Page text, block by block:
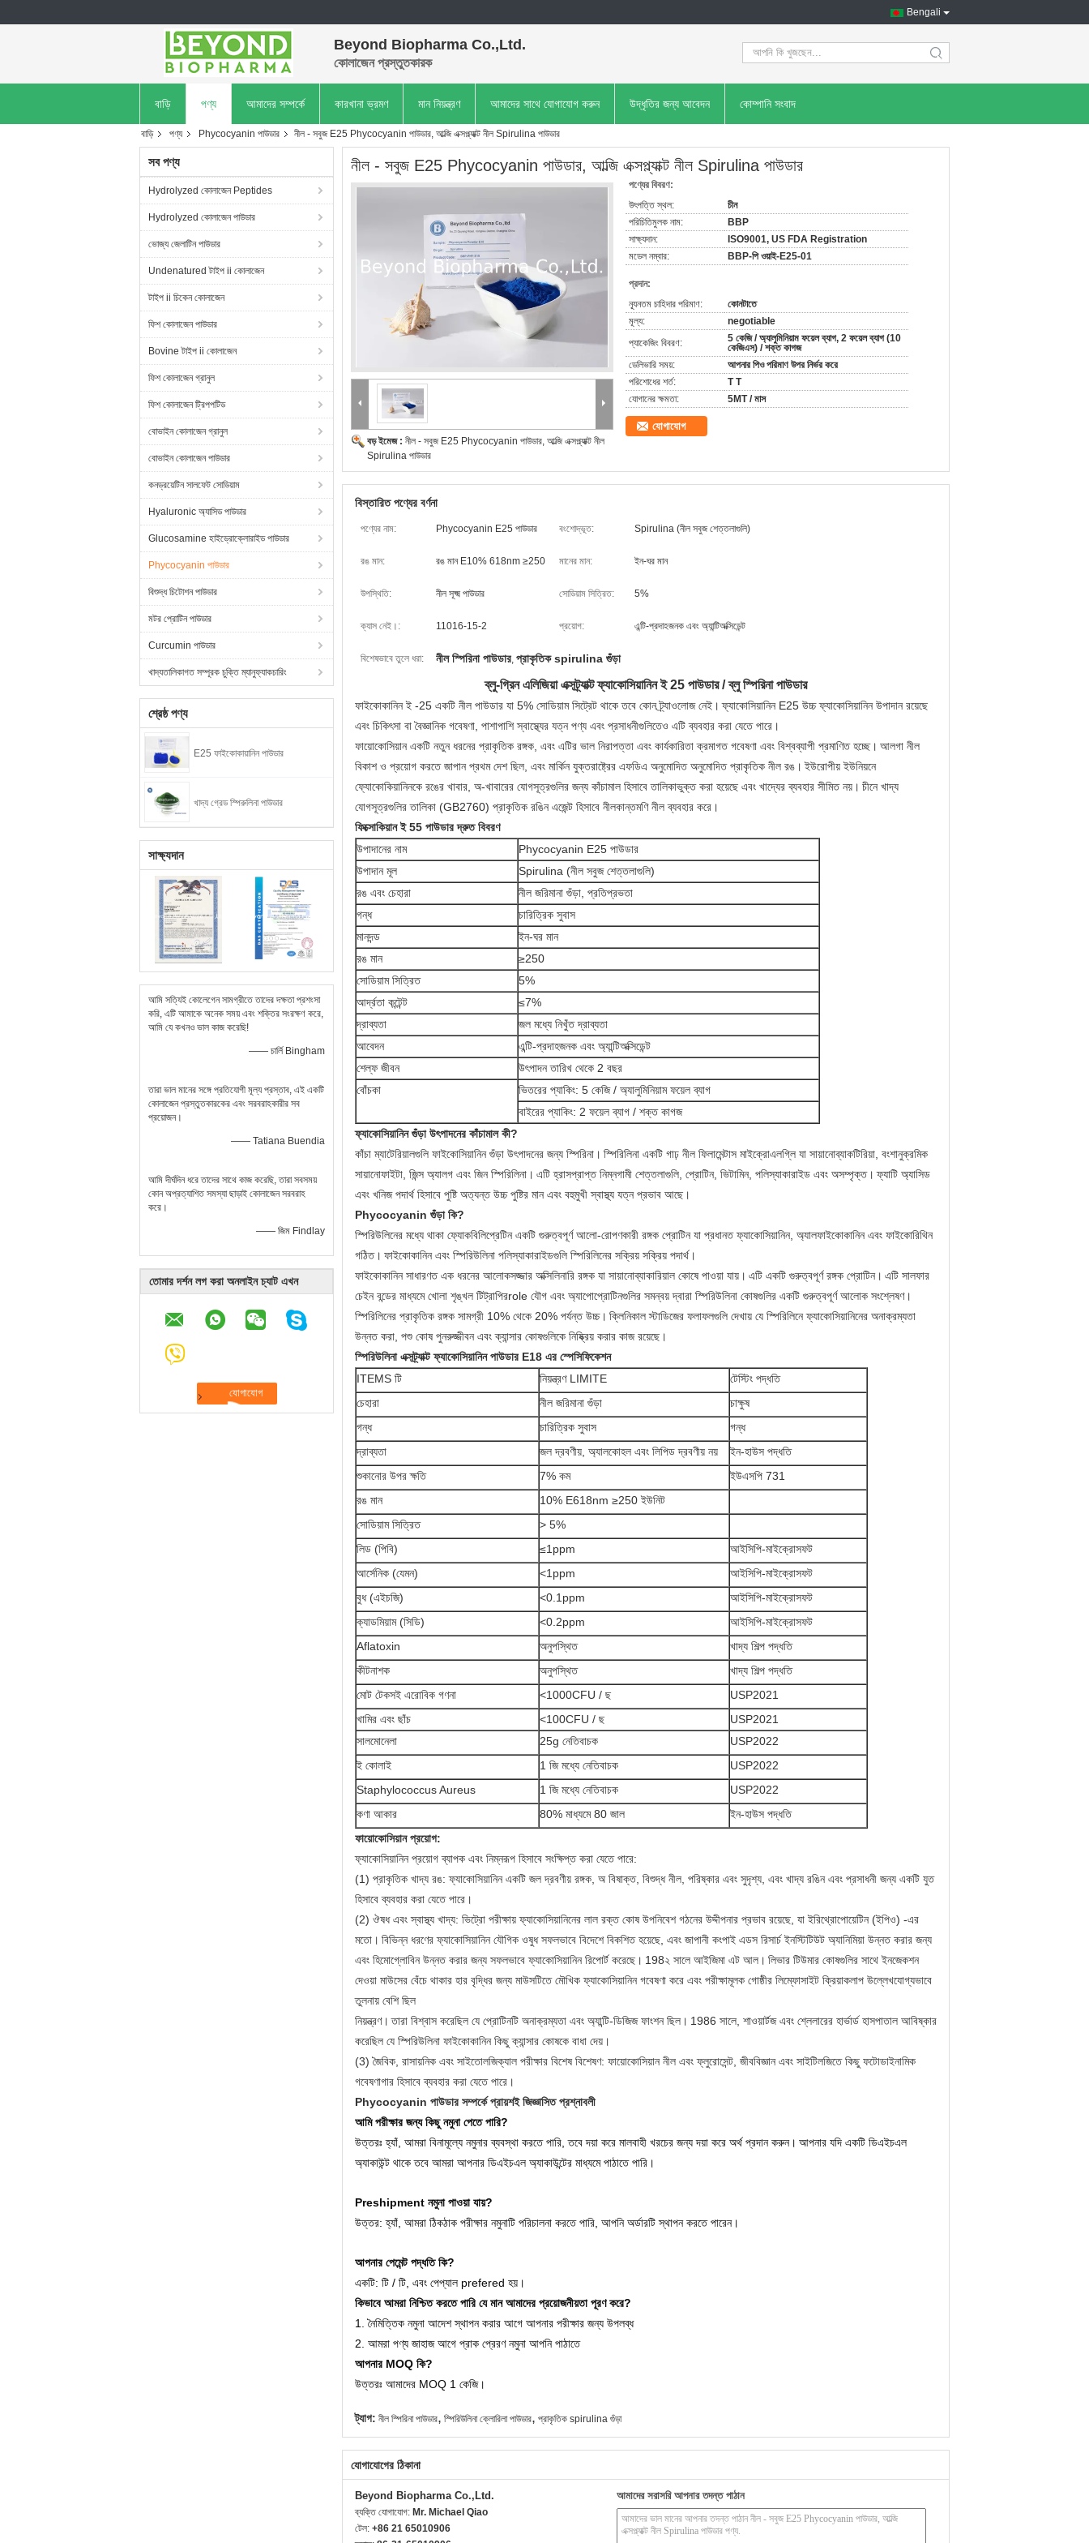
Bengali
Beyond Biopharma Co.,Ltd.
কোলাজেন প্রস্তুতকারক search
বাড়ি পণ্য আমাদের সম্পর্কে কারখানা ভ্রমণ মান নিয়ন্ত্রণ আমাদের সাথে যোগাযোগ করুন উদ্ধৃতির জন্য আবেদন কোম্পানি সংবাদ
বাড়ি পণ্য Phycocyanin পাউডার নীল - সবুজ E25 Phycocyanin পাউডার, আল্জি এক্সপ্ল্যাক্ট নীল Spirulina পাউডার
সব পণ্য
Hydrolyzed কোলাজেন Peptides
Hydrolyzed কোলাজেন পাউডার
ভোজ্য জেলাটিন পাউডার
Undenatured টাইপ ii কোলাজেন
টাইপ ii চিকেন কোলাজেন
ফিশ কোলাজেন পাউডার
Bovine টাইপ ii কোলাজেন
ফিশ কোলাজেন গ্রানুল
ফিশ কোলাজেন ট্রিপপটিড
বোভাইন কোলাজেন গ্রানুল
বোভাইন কোলাজেন পাউডার
কনড্রয়েটিন সালফেট সোডিয়াম
Hyaluronic অ্যাসিড পাউডার
Glucosamine হাইড্রোক্লোরাইড পাউডার
Phycocyanin পাউডার
বিশুদ্ধ চিটোশন পাউডার
মটর প্রোটিন পাউডার
Curcumin পাউডার
খাদ্যতালিকাগত সম্পূরক চুক্তি ম্যানুফ্যাকচারিং
শ্রেষ্ঠ পণ্য
E25 ফাইকোকায়ানিন পাউডার
খাদ্য গ্রেড স্পিরুলিনা পাউডার
সাক্ষ্যদান
আমি সত্যিই কোলেগেন সামগ্রীতে তাদের দক্ষতা প্রশংসা
করি, এটি আমাকে অনেক সময় এবং শক্তির সংরক্ষণ করে,
আমি যে কখনও ভাল কাজ করেছি!
—— চার্লি Bingham
তারা ভাল মানের সঙ্গে প্রতিযোগী মূল্য প্রস্তাব, এই একটি
কোলাজেন প্রস্তুতকারকের এবং সরবরাহকারীর সব
প্রয়োজন।
—— Tatiana Buendia
আমি দীর্ঘদিন ধরে তাদের সাথে কাজ করেছি, তারা সবসময়
কোন অপ্রত্যাশিত সমস্যা ছাড়াই কোলাজেন সরবরাহ
করে।
—— জিম Findlay
তোমার দর্শন লগ করা অনলাইন চ্যাট এখন
নীল - সবুজ E25 Phycocyanin পাউডার, আল্জি এক্সপ্ল্যাক্ট নীল Spirulina পাউডার
বড় ইমেজ : নীল - সবুজ E25 Phycocyanin পাউডার, আল্জি এক্সপ্ল্যাক্ট নীল
Spirulina পাউডার
পণ্যের বিবরণ:
উৎপত্তি স্থল:
চীন
পরিচিতিমুলক নাম:
BBP
সাক্ষ্যদান:
ISO9001, US FDA Registration
মডেল নম্বার:
BBP-পি ওয়াই-E25-01
প্রদান:
ন্যূনতম চাহিদার পরিমাণ:
কোনটাতে
মূল্য:
negotiable
প্যাকেজিং বিবরণ:
5 কেজি / অ্যালুমিনিয়াম ফয়েল ব্যাগ, 2 ফয়েল ব্যাগ (10
কেজিএস) / শক্ত কাগজ
ডেলিভারি সময়:
আপনার পিও পরিমাণ উপর নির্ভর করে
পরিশোধের শর্ত:
T T
যোগানের ক্ষমতা:
5MT / মাস
যোগাযোগ
বিস্তারিত পণ্যের বর্ণনা
পণ্যের নাম: Phycocyanin E25 পাউডার বংশোদ্ভূত: Spirulina (নীল সবুজ শেত্তলাগুলি)
রঙ মান: রঙ মান E10% 618nm ≥250 মানের মান: ইন-ঘর মান
উপস্থিতি: নীল সূক্ষ্ম পাউডার সোডিয়াম সিত্রিত: 5%
ক্যাস নেই।: 11016-15-2 প্রয়োগ: এন্টি-প্রদাহজনক এবং অ্যান্টিঅক্সিডেন্ট
বিশেষভাবে তুলে ধরা: নীল স্পিরিনা পাউডার, প্রাকৃতিক spirulina গুঁড়া
ব্লু-গ্রিন এলিজিয়া এক্সট্র্যাক্ট ফ্যাকোসিয়ানিন ই 25 পাউডার / ব্লু স্পিরিনা পাউডার
ফাইকোকানিন ই -25 একটি নীল পাউডার যা 5% সোডিয়াম সিট্রেট থাকে তবে কোন ট্র্যাওলোজ নেই। ফ্যাকোসিয়ানিন E25 উচ্চ ফ্যাকোসিয়ানিন উপাদান রয়েছে
এবং চিকিৎসা বা বৈজ্ঞানিক গবেষণা, পাশাপাশি স্বাস্থ্যের যত্ন পণ্য এবং প্রসাধনীগুলিতেও এটি ব্যবহার করা যেতে পারে।
ফায়োকোসিয়ান একটি নতুন ধরনের প্রাকৃতিক রঙ্গক, এবং এটির ভাল নিরাপত্তা এবং কার্যকারিতা ক্রমাগত গবেষণা এবং বিশ্বব্যাপী প্রমাণিত হচ্ছে। আলগা নীল
বিকাশ ও প্রয়োগ করতে জাপান প্রথম দেশ ছিল, এবং মার্কিন যুক্তরাষ্ট্রের এফডিএ অনুমোদিত অনুমোদিত প্রাকৃতিক নীল রঙ। ইউরোপীয় ইউনিয়নে
ফ্যোকোকিয়ানিনকে রঙের খাবার, অ-খাবারের যোগসূত্রগুলির জন্য কাঁচামাল হিসাবে তালিকাভুক্ত করা হয়েছে এবং খাদ্যের ব্যবহার সীমিত নয়। চীনে খাদ্য
যোগসূত্রগুলির তালিকা (GB2760) প্রাকৃতিক রঙিন এজেন্ট হিসাবে নীলকান্তমণি নীল ব্যবহার করে।
ফিক্সোকিয়ান ই 55 পাউডার দ্রুত বিবরণ
উপাদানের নাম
Phycocyanin E25 পাউডার
উপাদান মূল
Spirulina (নীল সবুজ শেত্তলাগুলি)
রঙ এবং চেহারা
নীল জরিমানা গুঁড়া, প্রতিপ্রভতা
গন্ধ
চারিত্রিক সুবাস
মানদন্ড
ইন-ঘর মান
রঙ মান
≥250
সোডিয়াম সিত্রিত
5%
আর্দ্রতা কন্টেন্ট
≤7%
দ্রাব্যতা
জল মধ্যে নিখুঁত দ্রাব্যতা
আবেদন
এন্টি-প্রদাহজনক এবং অ্যান্টিঅক্সিডেন্ট
শেল্ফ জীবন
উৎপাদন তারিখ থেকে 2 বছর
বোঁচকা
ভিতরের প্যাকিং: 5 কেজি / অ্যালুমিনিয়াম ফয়েল ব্যাগ
বাইরের প্যাকিং: 2 ফয়েল ব্যাগ / শক্ত কাগজ
ফ্যাকোসিয়ানিন গুঁড়া উৎপাদনের কাঁচামাল কী?
কাঁচা ম্যাটেরিয়ালগুলি ফাইকোসিয়ানিন গুঁড়া উৎপাদনের জন্য স্পিরিনা। স্পিরিলিনা একটি গাঢ় নীল ফিলামেন্টাস মাইক্রোএলগ্লি যা সায়ানোব্যাকটিরিয়া, বংশানুক্রমিক
সায়ানোফাইটা, জিন্স অ্যালগ এবং জিন স্পিরিলিনা। এটি হ্রাসপ্রাপ্ত নিম্নগামী শেত্তলাগুলি, প্রোটিন, ভিটামিন, পলিস্যাকারাইড এবং অসম্পৃক্ত। ফ্যাটি অ্যাসিড
এবং খনিজ পদার্থ হিসাবে পুষ্টি অত্যন্ত উচ্চ পুষ্টির মান এবং বহুমুখী স্বাস্থ্য যত্ন প্রভাব আছে।
Phycocyanin গুঁড়া কি?
স্পিরিউলিনের মধ্যে থাকা ফ্যোকবিলিপ্রেটিন একটি গুরুত্বপূর্ণ আলো-রোপণকারী রঙ্গক প্রোটিন যা প্রধানত ফ্যাকোসিয়ানিন, অ্যালফাইকোকানিন এবং ফাইকোরিথিন
গঠিত। ফাইকোকানিন এবং স্পিরিউলিনা পলিস্যাকারাইডগুলি স্পিরিলিনের সক্রিয় সক্রিয় পদার্থ।
ফাইকোকানিন সাধারণত এক ধরনের আলোকসজ্জার অক্সিলিনারি রঙ্গক যা সায়ানোব্যাকারিয়াল কোষে পাওয়া যায়। এটি একটি গুরুত্বপূর্ণ রঙ্গক প্রোটিন। এটি সালফার
চেইন বন্ডের মাধ্যমে খোলা শৃঙ্খল টিট্রাপিরrole যৌগ এবং অ্যাপোপ্রোটিনগুলির সমন্বয় দ্বারা স্পিরিউলিনা কোষগুলির একটি গুরুত্বপূর্ণ আলোক সংশ্লেষণ।
স্পিরিলিনের প্রাকৃতিক রঙ্গক সামগ্রী 10% থেকে 20% পর্যন্ত উচ্চ। ক্লিনিকাল স্টাডিজের ফলাফলগুলি দেখায় যে স্পিরিলিনে ফ্যাকোসিয়ানিনের অনাক্রম্যতা
উন্নত করা, পশু কোষ পুনরুজ্জীবন এবং ক্যান্সার কোষগুলিকে নিষ্ক্রিয় করার কাজ রয়েছে।
স্পিরিউলিনা এক্সট্র্যাক্ট ফ্যাকোসিয়ানিন পাউডার E18 এর স্পেসিফিকেশন
ITEMS টি
নিয়ন্ত্রণ LIMITE
টেস্টিং পদ্ধতি
চেহারা
নীল জরিমানা গুঁড়া
চাক্ষুষ
গন্ধ
চারিত্রিক সুবাস
গন্ধ
দ্রাব্যতা
জল দ্রবণীয়, অ্যালকোহল এবং লিপিড দ্রবণীয় নয়
ইন-হাউস পদ্ধতি
শুকানোর উপর ক্ষতি
7% কম
ইউএসপি 731
রঙ মান
10% E618nm ≥250 ইউনিট
সোডিয়াম সিত্রিত
> 5%
লিড (পিবি)
≤1ppm
আইসিপি-মাইক্রোসফট
আর্সেনিক (যেমন)
<1ppm
আইসিপি-মাইক্রোসফট
বুধ (এইচজি)
<0.1ppm
আইসিপি-মাইক্রোসফট
ক্যাডমিয়াম (সিডি)
<0.2ppm
আইসিপি-মাইক্রোসফট
Aflatoxin
অনুপস্থিত
খাদ্য শিল্প পদ্ধতি
কীটনাশক
অনুপস্থিত
খাদ্য শিল্প পদ্ধতি
মোট টেকসই এরোবিক গণনা
<1000CFU / ছ
USP2021
খামির এবং ছাঁচ
<100CFU / ছ
USP2021
সালমোনেলা
25g নেতিবাচক
USP2022
ই কোলাই
1 জি মধ্যে নেতিবাচক
USP2022
Staphylococcus Aureus
1 জি মধ্যে নেতিবাচক
USP2022
কণা আকার
80% মাধ্যমে 80 জাল
ইন-হাউস পদ্ধতি
ফায়োকোসিয়ান প্রয়োগ:
ফ্যাকোসিয়ানিন প্রয়োগ ব্যাপক এবং নিম্নরূপ হিসাবে সংক্ষিপ্ত করা যেতে পারে:
(1) প্রাকৃতিক খাদ্য রঙ: ফ্যাকোসিয়ানিন একটি জল দ্রবণীয় রঙ্গক, অ বিষাক্ত, বিশুদ্ধ নীল, পরিষ্কার এবং সুদৃশ্য, এবং খাদ্য রঙিন এবং প্রসাধনী জন্য একটি যুত
হিসাবে ব্যবহার করা যেতে পারে।
(2) ঔষধ এবং স্বাস্থ্য খাদ্য: ভিট্রো পরীক্ষায় ফ্যাকোসিয়ানিনের লাল রক্ত ​​কোষ উপনিবেশ গঠনের উদ্দীপনার প্রভাব রয়েছে, যা ইরিথ্রোপোয়েটিন (ইপিও) -এর
মতো। বিভিন্ন ধরণের ফ্যাকোসিয়ানিন যৌগিক ওষুধ সফলভাবে বিদেশে বিকশিত হয়েছে, এবং জাপানী কংপাই এডস রিসার্চ ইনস্টিটিউট অ্যানিমিয়া উন্নত করার জন্য
এবং হিমোগ্লোবিন উন্নত করার জন্য সফলভাবে ফ্যাকোসিয়ানিন রিপোর্ট করেছে। 198২ সালে আইজিমা এট আল। লিভার টিউমার কোষগুলির সাথে ইনজেকশন
দেওয়া মাউসের বেঁচে থাকার হার বৃদ্ধির জন্য মাউসটিতে মৌখিক ফ্যাকোসিয়ানিন গবেষণা করে এবং পরীক্ষামূলক গোষ্ঠীর লিম্ফোসাইট ক্রিয়াকলাপ উল্লেখযোগ্যভাবে
তুলনায় বেশি ছিল
নিয়ন্ত্রণ। তারা বিশ্বাস করেছিল যে প্রোটিনটি অনাক্রম্যতা এবং অ্যান্টি-ডিজিজ ফাংশন ছিল। 1986 সালে, শাওয়ার্টজ এবং শ্লেলারের হার্ভার্ড হাসপাতাল আবিষ্কার
করেছিল যে স্পিরিউলিনা ফাইকোকানিন কিছু ক্যান্সার কোষকে বাধা দেয়।
(3) জৈবিক, রাসায়নিক এবং সাইতোলজিক্যাল পরীক্ষার বিশেষ বিশেষণ: ফায়োকোসিয়ান নীল এবং ফ্লুরোসেন্ট, জীববিজ্ঞান এবং সাইটিলজিতে কিছু ফটোডাইনামিক
গবেষণাগার হিসাবে ব্যবহার করা যেতে পারে।
Phycocyanin পাউডার সম্পর্কে প্রায়শই জিজ্ঞাসিত প্রশ্নাবলী
আমি পরীক্ষার জন্য কিছু নমুনা পেতে পারি?
উত্তরঃ হ্যাঁ, আমরা বিনামূল্যে নমুনার ব্যবস্থা করতে পারি, তবে দয়া করে মালবাহী খরচের জন্য দয়া করে অর্থ প্রদান করুন। আপনার যদি একটি ডিএইচএল
অ্যাকাউন্ট থাকে তবে আমরা আপনার ডিএইচএল অ্যাকাউন্টের মাধ্যমে পাঠাতে পারি।
Preshipment নমুনা পাওয়া যায়?
উত্তর: হ্যাঁ, আমরা ঠিকঠাক পরীক্ষার নমুনাটি পরিচালনা করতে পারি, আপনি অর্ডারটি স্থাপন করতে পারেন।
আপনার পেমেন্ট পদ্ধতি কি?
একটি: টি / টি, এবং পেপ্যাল ​​prefered হয়।
কিভাবে আমরা নিশ্চিত করতে পারি যে মান আমাদের প্রয়োজনীয়তা পূরণ করে?
1. নৈমিত্তিক নমুনা আদেশ স্থাপন করার আগে আপনার পরীক্ষার জন্য উপলব্ধ
2. আমরা পণ্য জাহাজ আগে প্রাক প্রেরণ নমুনা আপনি পাঠাতে
আপনার MOQ কি?
উত্তরঃ আমাদের MOQ 1 কেজি।
ট্যাগ: নীল স্পিরিনা পাউডার, স্পিরিউলিনা ক্লোরিলা পাউডার, প্রাকৃতিক spirulina গুঁড়া
যোগাযোগের ঠিকানা
Beyond Biopharma Co.,Ltd.
ব্যক্তি যোগাযোগ: Mr. Michael Qiao
টেল: +86 21 65010906
আমাদের সরাসরি আপনার তদন্ত পাঠান